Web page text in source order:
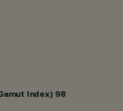
Index) 98